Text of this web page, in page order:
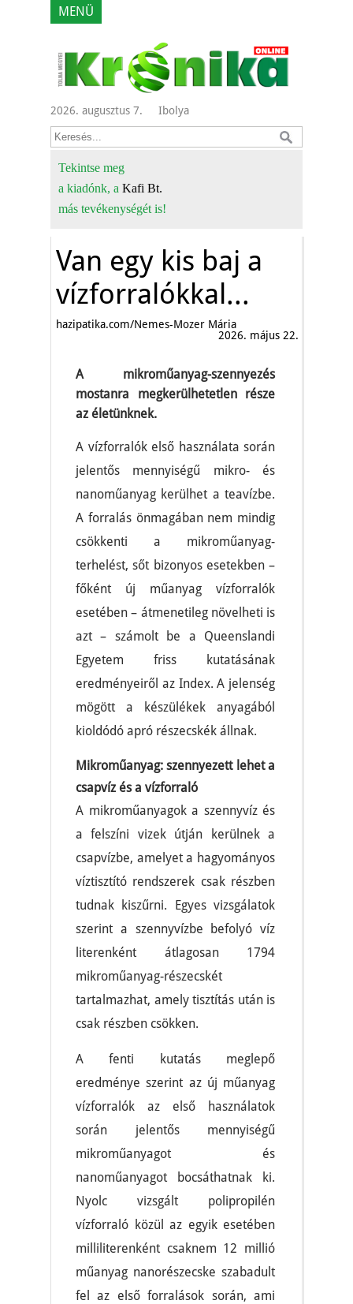
MENÜ
2026. augusztus 7. Ibolya
Tekintse meg
a kiadónk, a Kafi Bt.
más tevékenységét is!
Van egy kis baj a
vízforralókkal...
hazipatika.com/Nemes-Mozer Mária
2026. május 22.
A mikroműanyag-szennyezés
mostanra megkerülhetetlen része
az életünknek.
A vízforralók első használata során
jelentős mennyiségű mikro- és
nanoműanyag kerülhet a teavízbe.
A forralás önmagában nem mindig
csökkenti a mikroműanyag-
terhelést, sőt bizonyos esetekben –
főként új műanyag vízforralók
esetében – átmenetileg növelheti is
azt – számolt be a Queenslandi
Egyetem friss kutatásának
eredményeiről az Index. A jelenség
mögött a készülékek anyagából
kioldódó apró részecskék állnak.
Mikroműanyag: szennyezett lehet a
csapvíz és a vízforraló
A mikroműanyagok a szennyvíz és
a felszíni vizek útján kerülnek a
csapvízbe, amelyet a hagyományos
víztisztító rendszerek csak részben
tudnak kiszűrni. Egyes vizsgálatok
szerint a szennyvízbe befolyó víz
literenként átlagosan 1794
mikroműanyag-részecskét
tartalmazhat, amely tisztítás után is
csak részben csökken.
A fenti kutatás meglepő
eredménye szerint az új műanyag
vízforralók az első használatok
során jelentős mennyiségű
mikroműanyagot és
nanoműanyagot bocsáthatnak ki.
Nyolc vizsgált polipropilén
vízforraló közül az egyik esetében
milliliterenként csaknem 12 millió
műanyag nanorészecske szabadult
fel az első forralások során, ami